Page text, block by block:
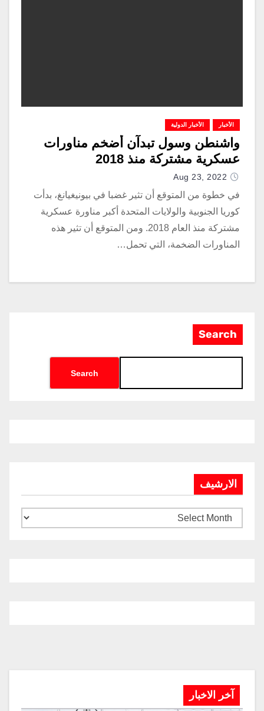
الأخبار الأخبار الدولية
واشنطن وسول تبدآن أضخم مناورات
عسكرية مشتركة منذ 2018
Aug 23, 2022
في خطوة من المتوقع أن تثير غضبا في بيونيغيانغ، بدأت
كوريا الجنوبية والولايات المتحدة أكبر مناورة عسكرية
مشتركة منذ العام 2018. ومن المتوقع أن تثير هذه
المناورات الضخمة، التي تحمل…
Search
Search
الارشيف
آخر الاخبار